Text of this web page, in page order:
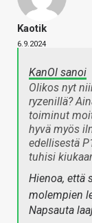
Kaotik
6.9.2024
KanOl sanoi
Olikos nyt
ryzenillä?
toiminut
hyvä myös
edellisestä
tuhisi
Hienoa, että
molempien
Napsauta